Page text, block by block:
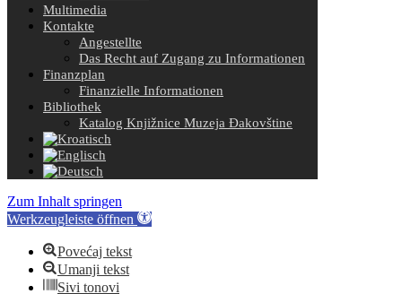
Multimedia
Kontakte
Angestellte
Das Recht auf Zugang zu Informationen
Finanzplan
Finanzielle Informationen
Bibliothek
Katalog Knjižnice Muzeja Đakovštine
Zum Inhalt springen
Werkzeugleiste öffnen
Povećaj tekst
Umanji tekst
Sivi tonovi